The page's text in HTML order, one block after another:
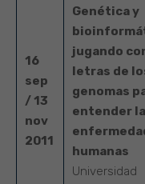
16
sep
/ 13
nov
2011
Genética y
jugando
letras de
genomas
entender
humanas
Universidad